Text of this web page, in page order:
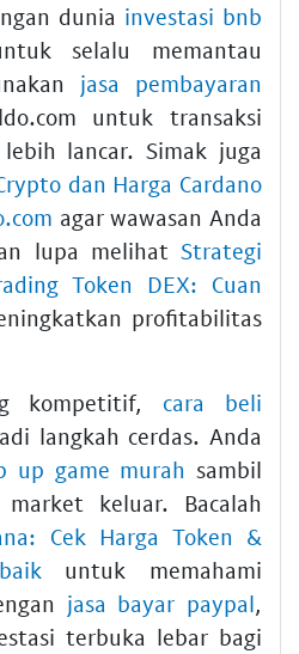
dunia investasi bnb
selalu memantau
jasa pembayaran
untuk transaksi
lancar. Simak juga
dan Harga Cardano
agar wawasan Anda
lupa melihat Strategi
Token DEX: Cuan
profitabilitas
kompetitif, cara beli
langkah cerdas. Anda
up game murah sambil
keluar. Bacalah
Cek Harga Token &
untuk memahami
jasa bayar paypal,
terbuka lebar bagi